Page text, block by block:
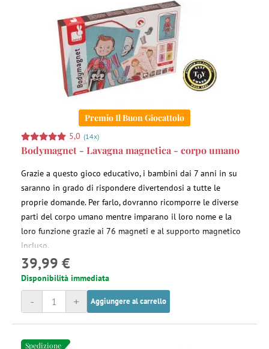
Premio Il Buon Giocattolo
5,0 (14x)
Bodymagnet - Lavagna magnetica - corpo umano
Grazie a questo gioco educativo, i bambini dai 7 anni in su
saranno in grado di rispondere divertendosi a tutte le
proprie domande. Per farlo, dovranno ricomporre le diverse
parti del corpo umano mentre imparano il loro nome e la
loro funzione grazie ai 76 magneti e al supporto magnetico
incluso.
39,99 €
Disponibilità immediata
+
- Aggiungere al carrello
Spedizione